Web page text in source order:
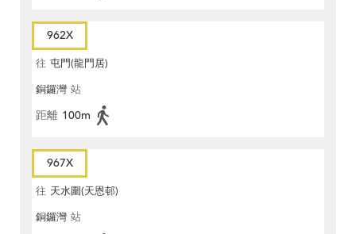
962X
往 屯門(龍門居)
銅鑼灣 站
距離 100m
967X
往 天水圍(天恩邨)
銅鑼灣 站